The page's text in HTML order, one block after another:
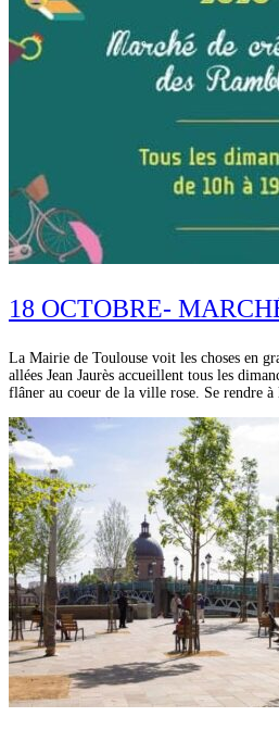
18 OCTOBRE-
La Mairie de Toulouse voit les choses en
allées Jean Jaurès accueillent tous les
flâner au coeur de la ville rose. Se rendre à